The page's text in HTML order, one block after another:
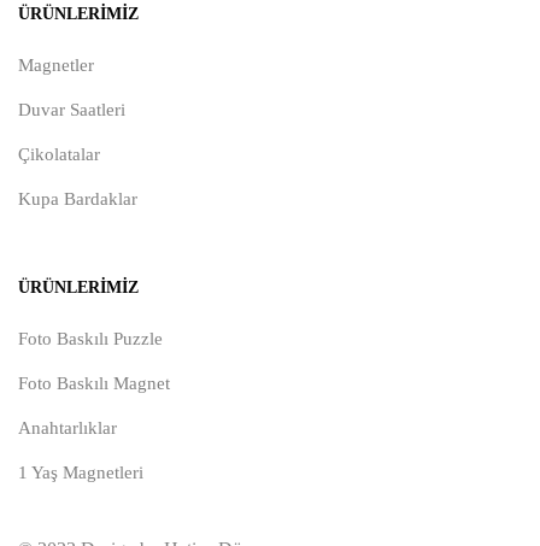
ÜRÜNLERIMIZ
Magnetler
Duvar Saatleri
Çikolatalar
Kupa Bardaklar
ÜRÜNLERIMIZ
Foto Baskılı Puzzle
Foto Baskılı Magnet
Anahtarlıklar
1 Yaş Magnetleri